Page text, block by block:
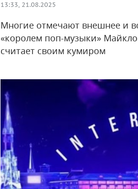
13:33, 21.08.2025
Многие отмечают внешнее и
«королем поп-музыки»
считает своим кумиром